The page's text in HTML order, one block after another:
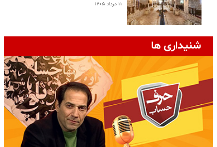
۱۱ مرداد ۱۴۰۵
شنیداری ها